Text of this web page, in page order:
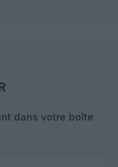
dans votre boîte